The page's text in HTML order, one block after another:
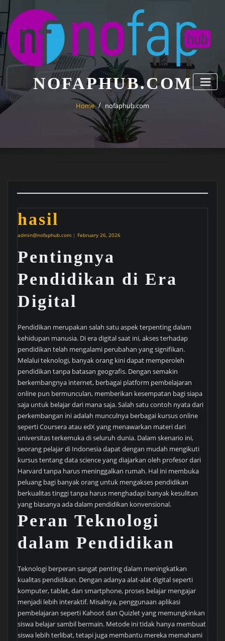
to
content
NOFAPHUB.COM
Home nofaphub.com
hasil
admin@nofaphub.com | February 26, 2026
Pentingnya
Pendidikan di Era
Digital
Pendidikan merupakan salah satu aspek terpenting dalam
kehidupan manusia. Di era digital saat ini, akses terhadap
pendidikan telah mengalami perubahan yang signifikan.
Melalui teknologi, banyak orang kini dapat memperoleh
pendidikan tanpa batasan geografis. Dengan semakin
berkembangnya internet, berbagai platform pembelajaran
online pun bermunculan, memberikan kesempatan bagi siapa
saja untuk belajar dari mana saja. Salah satu contoh nyata dari
perkembangan ini adalah munculnya berbagai kursus online
seperti Coursera atau edX yang menawarkan materi dari
universitas terkemuka di seluruh dunia. Dalam skenario ini,
seorang pelajar di Indonesia dapat dengan mudah mengikuti
kursus tentang data science yang diajarkan oleh profesor dari
Harvard tanpa harus meninggalkan rumah. Hal ini membuka
peluang bagi banyak orang untuk mengakses pendidikan
berkualitas tinggi tanpa harus menghadapi banyak kesulitan
yang biasanya ada dalam pendidikan konvensional.
Peran Teknologi
dalam Pendidikan
Teknologi berperan sangat penting dalam meningkatkan
kualitas pendidikan. Dengan adanya alat-alat digital seperti
komputer, tablet, dan smartphone, proses belajar mengajar
menjadi lebih interaktif. Misalnya, penggunaan aplikasi
pembelajaran seperti Kahoot dan Quizlet yang memungkinkan
siswa belajar sambil bermain. Metode ini tidak hanya membuat
siswa lebih terlibat, tetapi juga membantu mereka memahami